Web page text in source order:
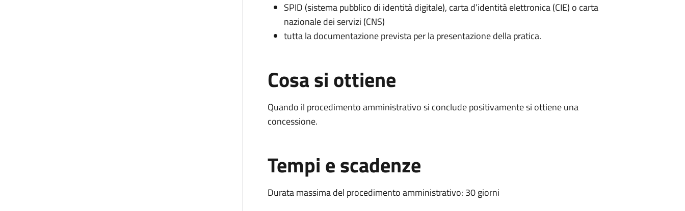
SPID (sistema pubblico di identità digitale), carta d’identità elettronica (CIE) o carta
nazionale dei servizi (CNS)
tutta la documentazione prevista per la presentazione della pratica.
Cosa si ottiene
Quando il procedimento amministrativo si conclude positivamente si ottiene una
concessione.
Tempi e scadenze
Durata massima del procedimento amministrativo: 30 giorni